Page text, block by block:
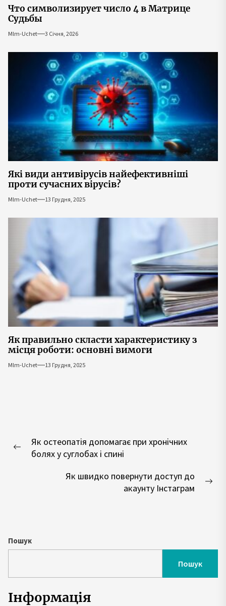
Что символизирует число 4 в Матрице
Судьбы
Mlm-Uchet 3 Січня, 2026
Які види антивірусів найефективніші
проти сучасних вірусів?
Mlm-Uchet 13 Грудня, 2025
Як правильно скласти характеристику з
місця роботи: основні вимоги
Mlm-Uchet 13 Грудня, 2025
записів
Попередній
Як остеопатія допомагає при хронічних
болях у суглобах і спині
Як швидко повернути доступ до
акаунту Інстаграм
Пошук
Пошук
Інформація